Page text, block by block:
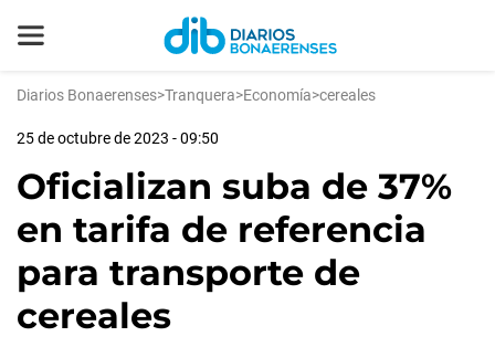
Diarios Bonaerenses>Tranquera>Economía>cereales
25 de octubre de 2023 - 09:50
Oficializan suba de 37%
en tarifa de referencia
para transporte de
cereales